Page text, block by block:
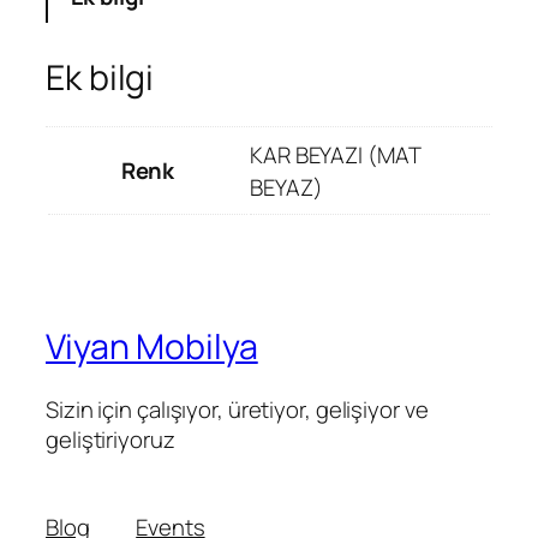
Ek bilgi
Renk
KAR BEYAZI (MAT
BEYAZ)
Viyan Mobilya
Sizin için çalışıyor, üretiyor, gelişiyor ve
geliştiriyoruz
Blog Events